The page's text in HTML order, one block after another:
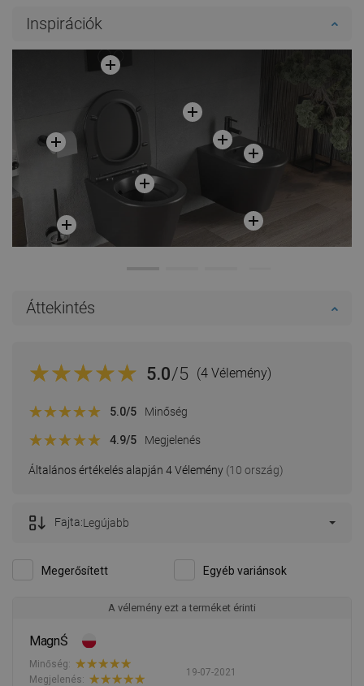
Inspirációk
Áttekintés
5.0/5 (4 Vélemény)
Általános értékelés alapján 4 Vélemény (10 ország)
5.0/5 Minőség
4.9/5 Megjelenés
Megerősített Egyéb variánsok
Fajta:Legújabb
A vélemény ezt a terméket érinti
MagnŚ
19-07-2021
Minőség:
Megjelenés: